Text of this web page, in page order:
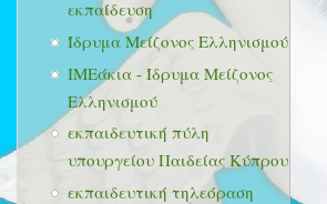
εκπαίδευση
Ίδρυμα Μείζονος Ελληνισμού
ΙΜΕάκια - Ίδρυμα Μείζονος
Ελληνισμού
εκπαιδευτική πύλη
υπουργείου Παιδείας Κύπρου
εκπαιδευτική τηλεόραση